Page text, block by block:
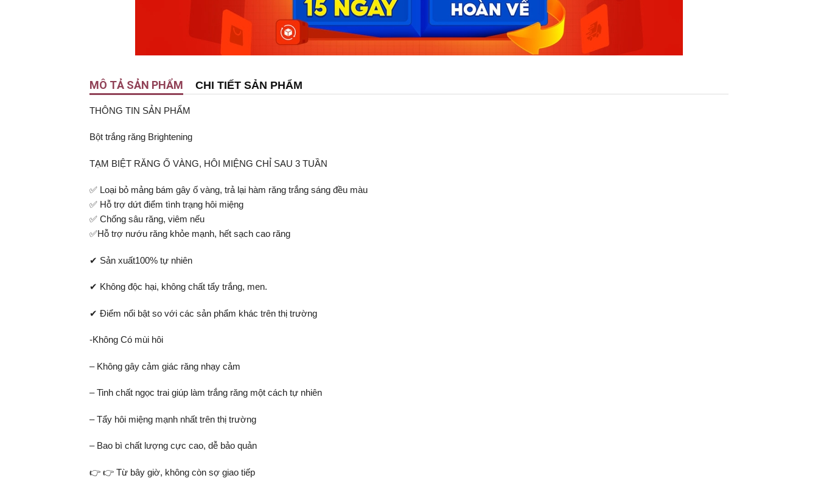
MÔ TẢ SẢN PHẨM CHI TIẾT SẢN PHẨM
THÔNG TIN SẢN PHẨM
Bột trắng răng Brightening
TẠM BIỆT RĂNG Ố VÀNG, HÔI MIỆNG CHỈ SAU 3 TUẦN
✅ Loại bỏ mảng bám gây ố vàng, trả lại hàm răng trắng sáng đều màu
✅ Hỗ trợ dứt điểm tình trạng hôi miệng
✅ Chống sâu răng, viêm nếu
✅Hỗ trợ nướu răng khỏe mạnh, hết sạch cao răng
✔ Sản xuất100% tự nhiên
✔ Không độc hại, không chất tẩy trắng, men.
✔ Điểm nổi bật so với các sản phẩm khác trên thị trường
-Không Có mùi hôi
– Không gây cảm giác răng nhạy cảm
– Tinh chất ngọc trai giúp làm trắng răng một cách tự nhiên
– Tẩy hôi miệng mạnh nhất trên thị trường
– Bao bì chất lượng cực cao, dễ bảo quản
👉 👉 Từ bây giờ, không còn sợ giao tiếp